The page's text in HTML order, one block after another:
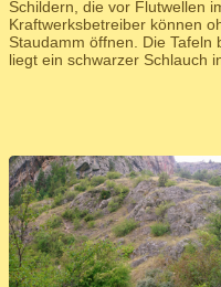
Schildern, die vor Flutwellen
Kraftwerksbetreiber können
Staudamm öffnen. Die
liegt ein schwarzer Schlauch